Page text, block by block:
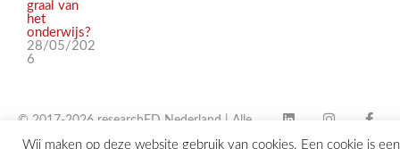
graal van
het
onderwijs?
28/05/202
6
© 2017-2026 researchED Nederland | Alle
Wij maken op deze website gebruik van cookies. Een cookie is een